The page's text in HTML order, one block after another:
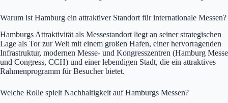
Warum ist Hamburg ein attraktiver Standort für internationale Messen?
Hamburgs Attraktivität als Messestandort liegt an seiner strategischen
Lage als Tor zur Welt mit einem großen Hafen, einer hervorragenden
Infrastruktur, modernen Messe- und Kongresszentren (Hamburg Messe
und Congress, CCH) und einer lebendigen Stadt, die ein attraktives
Rahmenprogramm für Besucher bietet.
Welche Rolle spielt Nachhaltigkeit auf Hamburgs Messen?